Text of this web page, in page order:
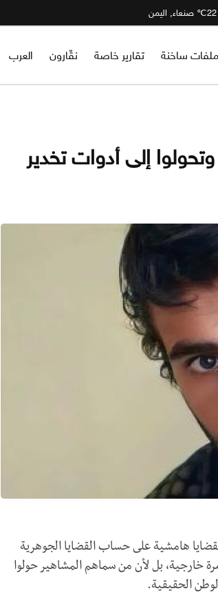
22℃ صنعاء, اليمن
ملفات ساخنة تقارير خاصة نقّارون العرب
إلى أدوات تخدير
هامشية على حساب القضايا الجوهرية
خارجية، بل لأن من سماهم المشاهير حولوا
الحقيقية.